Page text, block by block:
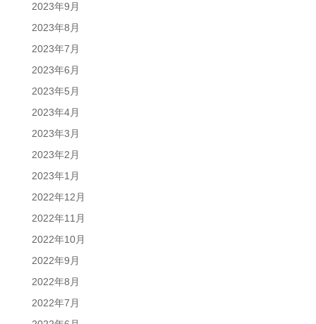
2023年9月
2023年8月
2023年7月
2023年6月
2023年5月
2023年4月
2023年3月
2023年2月
2023年1月
2022年12月
2022年11月
2022年10月
2022年9月
2022年8月
2022年7月